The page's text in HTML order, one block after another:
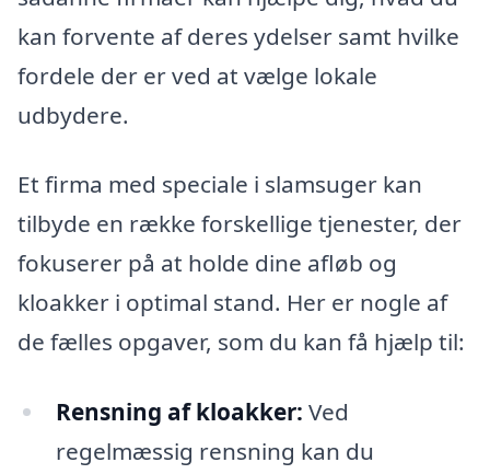
kan forvente af deres ydelser samt hvilke
fordele der er ved at vælge lokale
udbydere.
Et firma med speciale i slamsuger kan
tilbyde en række forskellige tjenester, der
fokuserer på at holde dine afløb og
kloakker i optimal stand. Her er nogle af
de fælles opgaver, som du kan få hjælp til:
Rensning af kloakker: Ved
regelmæssig rensning kan du